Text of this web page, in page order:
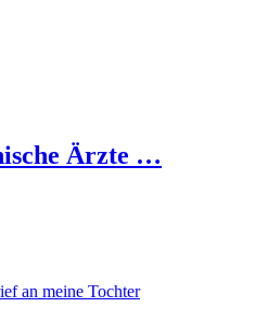
Ärzte …
an meine Tochter